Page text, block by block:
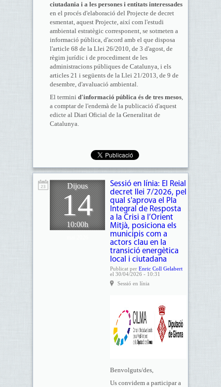
ciutadania i a les persones i entitats interessades
en el procés d'elaboració del Projecte de decret
esmentat, aquest Projecte, així com l'estudi
ambiental estratègic corresponent, se sotmeten a
informació pública, d'acord amb el que disposa
l'article 68 de la Llei 26/2010, de 3 d'agost, de
règim jurídic i de procediment de les
administracions públiques de Catalunya, i els
articles 21 i següents de la Llei 21/2013, de 9 de
desembre, d'avaluació ambiental.
El termini d'informació pública és de tres mesos,
a comptar de l'endemà de la publicació d'aquest
edicte al Diari Oficial de la Generalitat de
Catalunya.
Dijous
14
10:00h
Sessió en línia: El Reial
decret llei 7/2026, pel
qual s'aprova el Pla
Integral de Resposta
a la Crisi a l’Orient
Mitjà, posiciona els
municipis com a
actors clau en la
transició energètica
local i ciutadana
Publicat per Enric Coll Gelabert
el 30/04/2026 - 10:31
Sessió en línia
Benvolguts/des,
Us convidem a participar a